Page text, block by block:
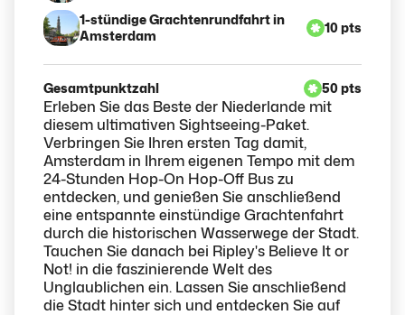
Erleben Sie das Beste der Niederlande mit
diesem ultimativen Sightseeing-Paket.
Verbringen Sie Ihren ersten Tag damit,
Amsterdam in Ihrem eigenen Tempo mit dem
24-Stunden Hop-On Hop-Off Bus zu
entdecken, und genießen Sie anschließend
eine entspannte einstündige Grachtenfahrt
durch die historischen Wasserwege der Stadt.
Tauchen Sie danach bei Ripley's Believe It or
Not! in die faszinierende Welt des
Unglaublichen ein. Lassen Sie anschließend
die Stadt hinter sich und entdecken Sie auf
1-stündige Grachtenrundfahrt in
Amsterdam
10 pts
Gesamtpunktzahl 50 pts